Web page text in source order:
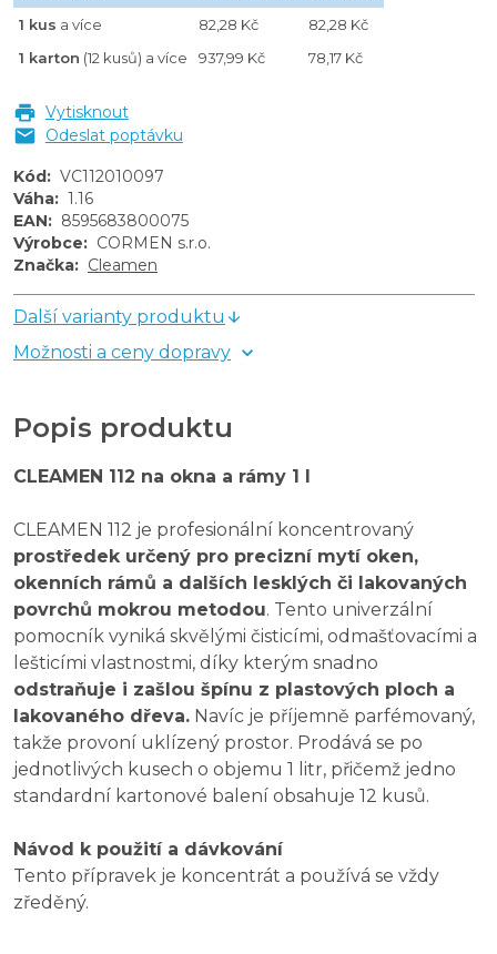
1 kus a více 82,28 Kč
82,28 Kč
1 karton (12 kusů) a více 937,99 Kč 78,17 Kč
Vytisknout
Odeslat poptávku
Kód: VC112010097
Váha: 1.16
EAN: 8595683800075
Výrobce: CORMEN s.r.o.
Značka: Cleamen
Další varianty produktu
Možnosti a ceny dopravy
Popis produktu
CLEAMEN 112 na okna a rámy 1 l
CLEAMEN 112 je profesionální koncentrovaný
prostředek určený pro precizní mytí oken,
okenních rámů a dalších lesklých či lakovaných
povrchů mokrou metodou. Tento univerzální
pomocník vyniká skvělými čisticími, odmašťovacími a
lešticími vlastnostmi, díky kterým snadno
odstraňuje i zašlou špínu z plastových ploch a
lakovaného dřeva. Navíc je příjemně parfémovaný,
takže provoní uklízený prostor. Prodává se po
jednotlivých kusech o objemu 1 litr, přičemž jedno
standardní kartonové balení obsahuje 12 kusů.
Návod k použití a dávkování
Tento přípravek je koncentrát a používá se vždy
zředěný.